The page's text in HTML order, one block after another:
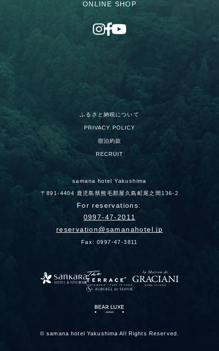
ONLINE SHOP
ふるさと納税について
PRIVACY POLICY
宿泊約款
RECRUIT
samana hotel Yakushima
〒891-4404 鹿児島県熊毛郡屋久島町尾之間136-2
For reservations:
0997-47-2011
reservation
samanahotel.jp
Fax: 0997-47-3811
© samana hotel Yakushima All Rights Reserved.